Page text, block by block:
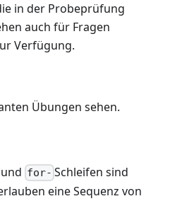
in der Probeprüfung
auch für Fragen
Verfügung.
Übungen sehen.
for- Schleifen sind
eine Sequenz von